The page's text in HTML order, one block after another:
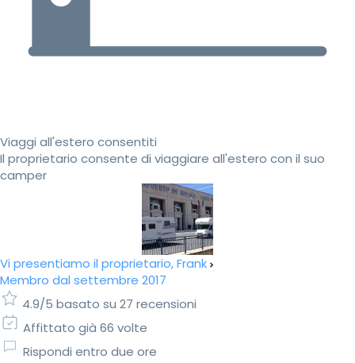
Viaggi all'estero consentiti
Il proprietario consente di viaggiare all'estero con il suo
camper
Vi presentiamo il proprietario, Frank
Membro dal settembre 2017
4.9/5 basato su 27 recensioni
Affittato già 66 volte
Rispondi entro due ore